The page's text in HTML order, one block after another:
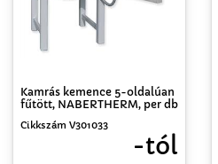
Kamrás kemence 5-oldalúan
fűtött, NABERTHERM, per db
Cikkszám V301033
-tól